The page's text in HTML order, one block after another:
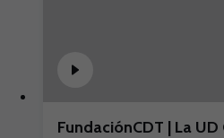
FundaciónCDT | La